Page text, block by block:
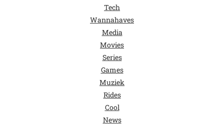
Tech
Wannahaves
Media
Movies
Series
Games
Muziek
Rides
Cool
News